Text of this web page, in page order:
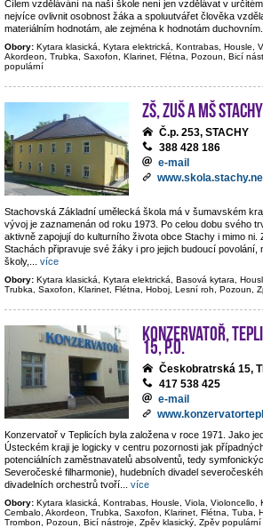
Cílem vzdělávání na naší škole není jen vzdělávat v
nejvíce ovlivnit osobnost žáka a spoluutvářet člověka
materiálním hodnotám, ale zejména k hodnotám duchovním.
Obory: Kytara klasická, Kytara elektrická, Kontrabas, Housle,
Akordeon, Trubka, Saxofon, Klarinet, Flétna, Pozoun, Bicí
populární
ZŠ, ZUŠ a MŠ Stachy
Č.p. 253, STACHY
388 428 186
e-mail
Stachovská Základní umělecká škola má v šumavském
vývoj je zaznamenán od roku 1973. Po celou dobu svého
aktivně zapojují do kulturního života obce Stachy i mimo ni.
Stachách připravuje své žáky i pro jejich budoucí povolání,
školy,
více
Obory: Kytara klasická, Kytara elektrická, Basová kytara,
Trubka, Saxofon, Klarinet, Flétna, Hoboj, Lesní roh, Pozoun,
Konzervatoř,
15, p.o.
Českobratrská 15,
417 538 425
e-mail
Konzervatoř v Teplicích byla založena v roce 1971. Jako
Ústeckém kraji je logicky v centru pozornosti jak
potenciálních zaměstnavatelů absolventů, tedy
Severočeské filharmonie), hudebních divadel
divadelních orchestrů tvoří
více
Obory: Kytara klasická, Kontrabas, Housle, Viola, Violoncello,
Cembalo, Akordeon, Trubka, Saxofon, Klarinet, Flétna, Tuba,
Trombon, Pozoun, Bicí nástroje, Zpěv klasický, Zpěv populární